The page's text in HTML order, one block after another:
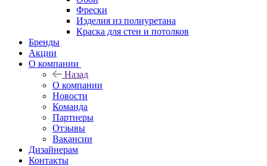
Фрески
Изделия из полиуретана
Краска для стен и потолков
Бренды
Акции
О компании
Назад
О компании
Новости
Команда
Партнеры
Отзывы
Вакансии
Дизайнерам
Контакты